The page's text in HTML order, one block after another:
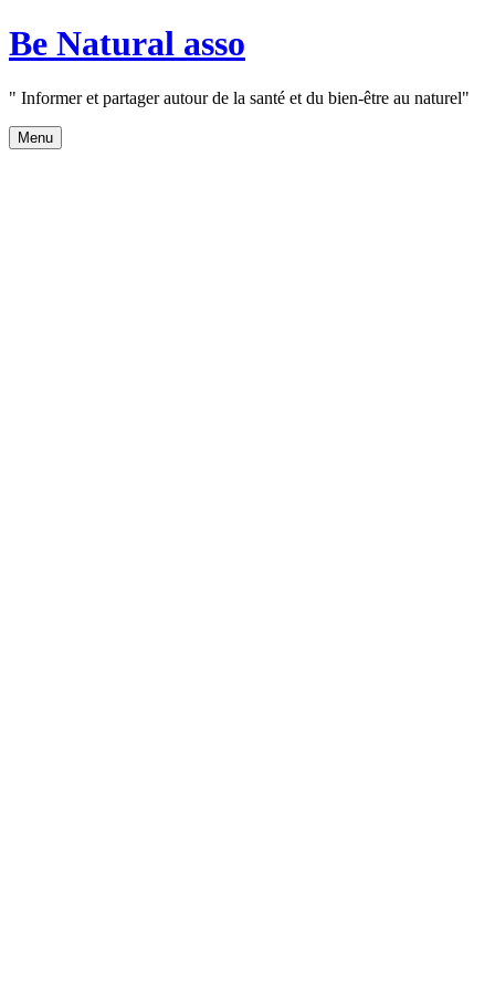
Aller
au
Be Natural asso
" Informer et partager autour de la santé et du bien-être au naturel"
Menu